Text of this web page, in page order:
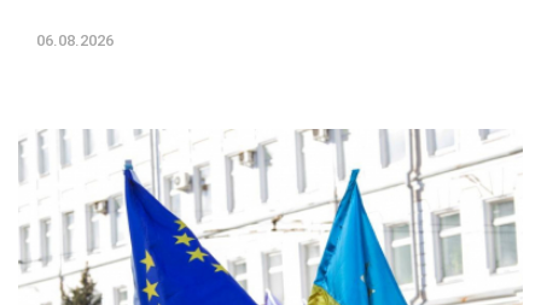
06.08.2026